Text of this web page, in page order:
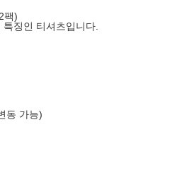
팩)
징인 티셔츠입니다.
동 가능)